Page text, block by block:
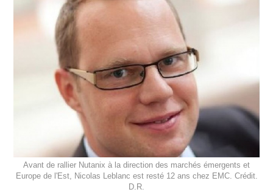
Avant de rallier Nutanix à la direction des marchés émergents et
Europe de l'Est, Nicolas Leblanc est resté 12 ans chez EMC. Crédit.
D.R.